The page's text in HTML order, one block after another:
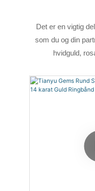
Det er en vigtig
som du og din
hvidguld,